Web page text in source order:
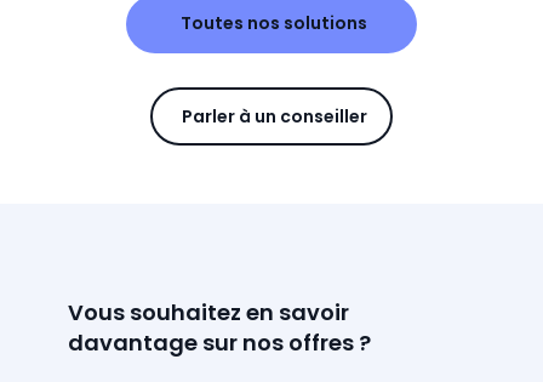
Toutes nos solutions
Parler à un conseiller
Vous souhaitez en savoir
davantage sur nos offres ?